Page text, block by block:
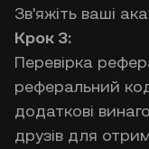
Зв'яжіть ваші
Крок 3:
Перевірка
реферальний
додаткові
друзів для